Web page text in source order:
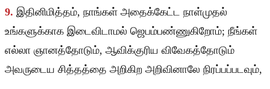
9. இதினிமித்தம், நாங்கள் அதைக்கேட்ட நாள்முதல்
உங்களுக்காக இடைவிடாமல் ஜெபம்பண்ணுகிறோம்; நீங்கள்
எல்லா ஞானத்தோடும், ஆவிக்குரிய விவேகத்தோடும்
அவருடைய சித்தத்தை அறிகிற அறிவினாலே நிரப்பப்படவும்,